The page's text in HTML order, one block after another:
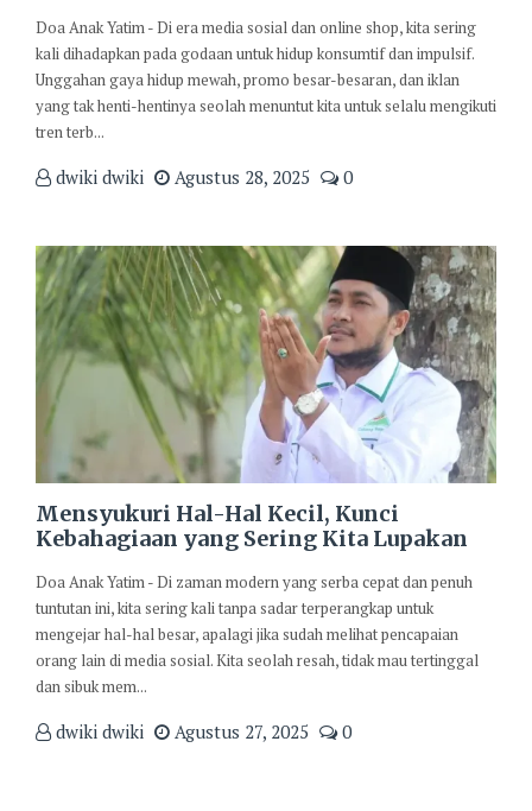
Doa Anak Yatim - Di era media sosial dan online shop, kita sering
kali dihadapkan pada godaan untuk hidup konsumtif dan impulsif.
Unggahan gaya hidup mewah, promo besar-besaran, dan iklan
yang tak henti-hentinya seolah menuntut kita untuk selalu mengikuti
tren terb...
dwiki dwiki Agustus 28, 2025 0
Mensyukuri Hal-Hal Kecil, Kunci
Kebahagiaan yang Sering Kita Lupakan
Doa Anak Yatim - Di zaman modern yang serba cepat dan penuh
tuntutan ini, kita sering kali tanpa sadar terperangkap untuk
mengejar hal-hal besar, apalagi jika sudah melihat pencapaian
orang lain di media sosial. Kita seolah resah, tidak mau tertinggal
dan sibuk mem...
dwiki dwiki Agustus 27, 2025 0